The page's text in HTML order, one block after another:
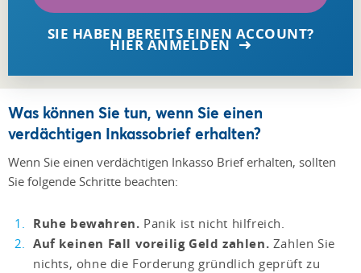
SIE HABEN BEREITS EINEN ACCOUNT?
HIER ANMELDEN
Was können Sie tun, wenn Sie einen
verdächtigen Inkassobrief erhalten?
Wenn Sie einen verdächtigen Inkasso Brief erhalten, sollten
Sie folgende Schritte beachten:
Ruhe bewahren. Panik ist nicht hilfreich.
Auf keinen Fall voreilig Geld zahlen. Zahlen Sie
nichts, ohne die Forderung gründlich geprüft zu